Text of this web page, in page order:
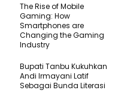
The Rise of Mobile
Gaming: How
Smartphones are
Changing the Gaming
Industry
Bupati Tanbu Kukuhkan
Andi Irmayani Latif
Sebagai Bunda Literasi